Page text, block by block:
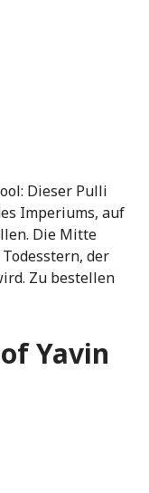
Dieser Pulli
Imperiums, auf
Die Mitte
der
Zu bestellen
Yavin